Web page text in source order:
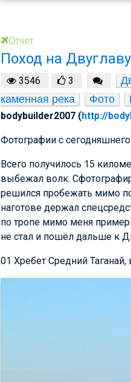
Отчет
Поход на
3546 3
каменная река
Фото
bodybuilder2007 (http://
Фотографии с
Всего получилось 15
выбежал волк.
решился пробежать мимо
наготове держал
по тропе мимо меня
не стал и пошёл дальше к
01 Хребет Средний